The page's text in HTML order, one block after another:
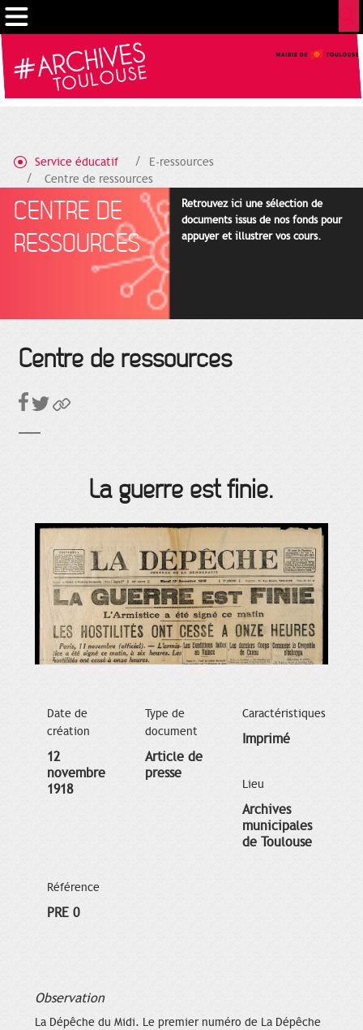
Service éducatif
E-ressources
Centre de ressources
CENTRE DE
RESSOURCES
Retrouvez ici une sélection de
documents issus de nos fonds pour
appuyer et illustrer vos cours.
Centre de ressources
La guerre est finie.
Date de
création
12
novembre
1918
Type de
document
Article de
presse
Caractéristiques
Imprimé
Lieu
Archives
municipales
de Toulouse
Référence
PRE 0
Observation
La Dépêche du Midi. Le premier numéro de La Dépêche
Cookies management panel